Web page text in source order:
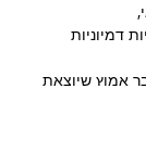
דמיוניות
אמוץ שיוצאת